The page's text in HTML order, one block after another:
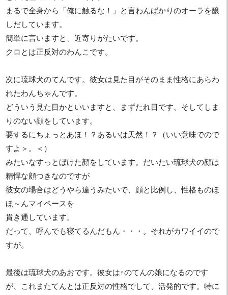
まるで全身から「俺に触るな！」と言わんばかりのオーラを醸
しだしています。
簡単に言いますと、近寄りがたいです。
クロとは正反対のわんこです。
次に琉球犬のてんです。彼女は見た目がそのまま性格にあらわ
れたわんちゃんです。
どういう見た目かといいますと、まずたれ目です、そしてしま
りのない顔をしています。
要するにちょっとあほ！？あるいは天然！？（いい意味でので
すよ＞。＜）
みたいなすっとぼけた顔をしています。だいたい琉球犬の顔は
精悍な顔つきなのですが
彼女の場合はどうやら違うみたいで、顔と比例し、性格ものほ
ほ～んマイペースを
貫き通しています。
だって、呼んでも寝てるんだもん・・・。それがカワイイので
すが。
最後は琉球犬のあおです。彼女は↑のてんの娘になるのです
が、これまたてんとは正反対の性格でして、活発的です。特に